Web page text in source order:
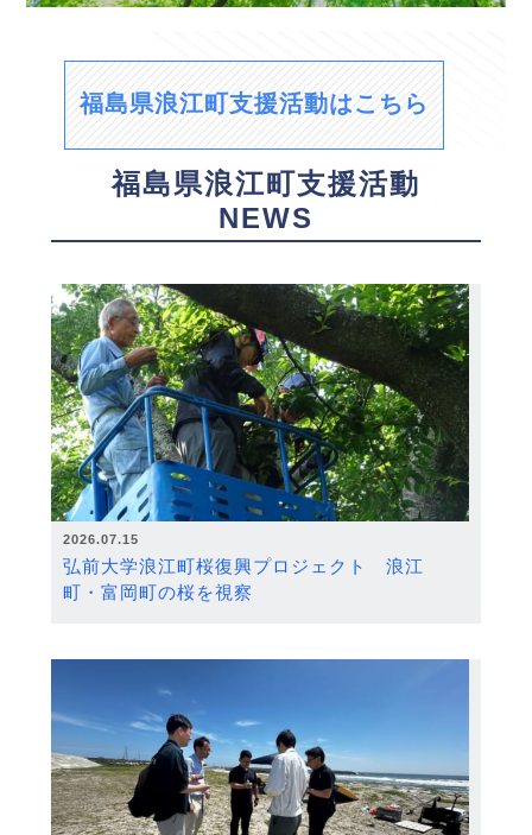
福島県浪江町支援活動はこちら
福島県浪江町支援活動
NEWS
2026.07.15
弘前大学浪江町桜復興プロジェクト 浪江
町・富岡町の桜を視察